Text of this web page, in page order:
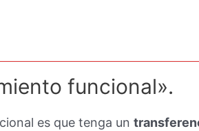
funcional».
es que tenga un